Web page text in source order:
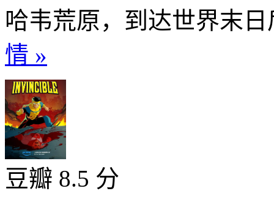
哈韦荒原，到达世界末
情 »
豆瓣 8.5 分